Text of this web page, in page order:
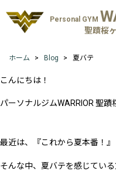
Personal GYM
聖蹟桜
ホーム Blog 夏バテ
こんにちは！
パーソナルジムWARRIOR 聖蹟
最近は、『これから夏本番！
そんな中、夏バテを感じてい